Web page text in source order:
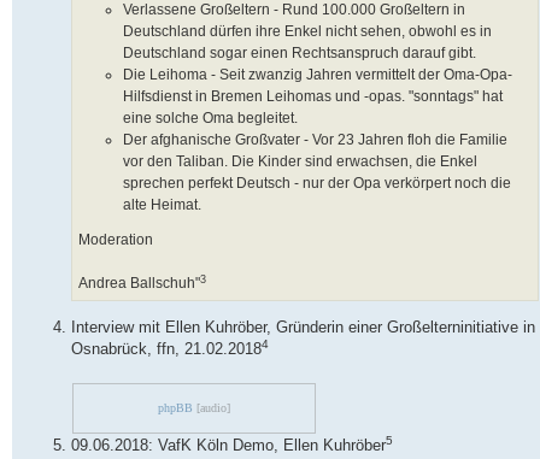
Verlassene Großeltern - Rund 100.000 Großeltern in
Deutschland dürfen ihre Enkel nicht sehen, obwohl es in
Deutschland sogar einen Rechtsanspruch darauf gibt.
Die Leihoma - Seit zwanzig Jahren vermittelt der Oma-Opa-
Hilfsdienst in Bremen Leihomas und -opas. "sonntags" hat
eine solche Oma begleitet.
Der afghanische Großvater - Vor 23 Jahren floh die Familie
vor den Taliban. Die Kinder sind erwachsen, die Enkel
sprechen perfekt Deutsch - nur der Opa verkörpert noch die
alte Heimat.
Moderation
Andrea Ballschuh"3
Interview mit Ellen Kuhröber, Gründerin einer Großelterninitiative in
Osnabrück, ffn, 21.02.20184
phpBB [audio]
09.06.2018: VafK Köln Demo, Ellen Kuhröber5